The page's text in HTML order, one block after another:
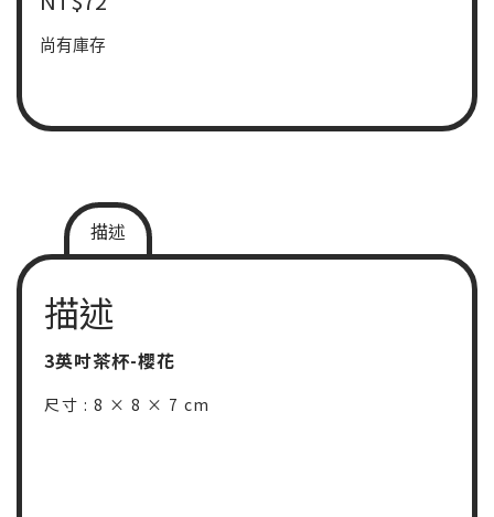
尚有庫存
描述
描述
3英吋茶杯-櫻花
尺寸 : 8 × 8 × 7 cm